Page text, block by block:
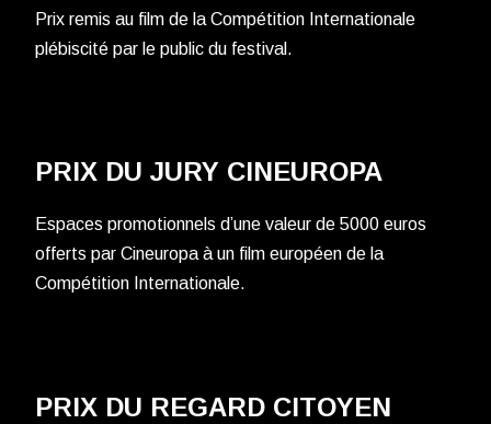
Prix remis au film de la Compétition Internationale
plébiscité par le public du festival.
PRIX DU JURY CINEUROPA
Espaces promotionnels d’une valeur de 5000 euros
offerts par Cineuropa à un film européen de la
Compétition Internationale.
PRIX DU REGARD CITOYEN